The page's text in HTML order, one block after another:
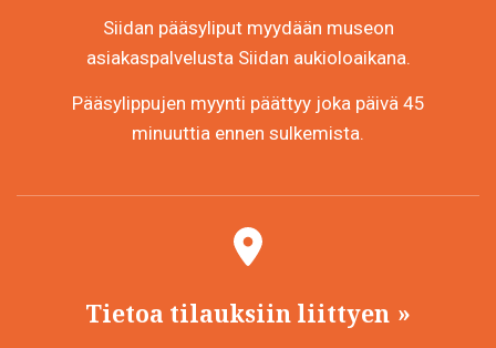
Siidan pääsyliput myydään museon
asiakaspalvelusta Siidan aukioloaikana.
Pääsylippujen myynti päättyy joka päivä 45
minuuttia ennen sulkemista.
Tietoa tilauksiin liittyen